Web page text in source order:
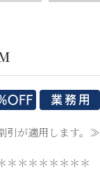
引が適用します。≫
＊＊＊＊＊＊＊＊